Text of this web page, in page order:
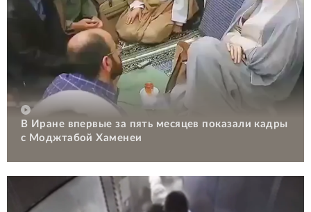
В Иране впервые за пять месяцев показали кадры
с Моджтабой Хаменеи